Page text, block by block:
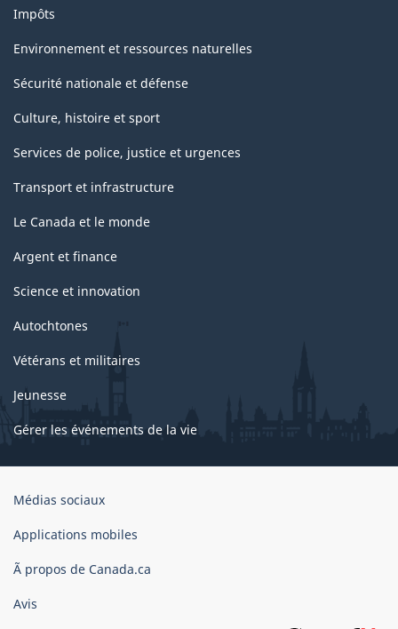
Impôts
Environnement et ressources naturelles
Sécurité nationale et défense
Culture, histoire et sport
Services de police, justice et urgences
Transport et infrastructure
Le Canada et le monde
Argent et finance
Science et innovation
Autochtones
Vétérans et militaires
Jeunesse
Gérer les événements de la vie
Organisation
gouvernement
Canada
Médias sociaux
Applications mobiles
Ã propos de Canada.ca
Avis